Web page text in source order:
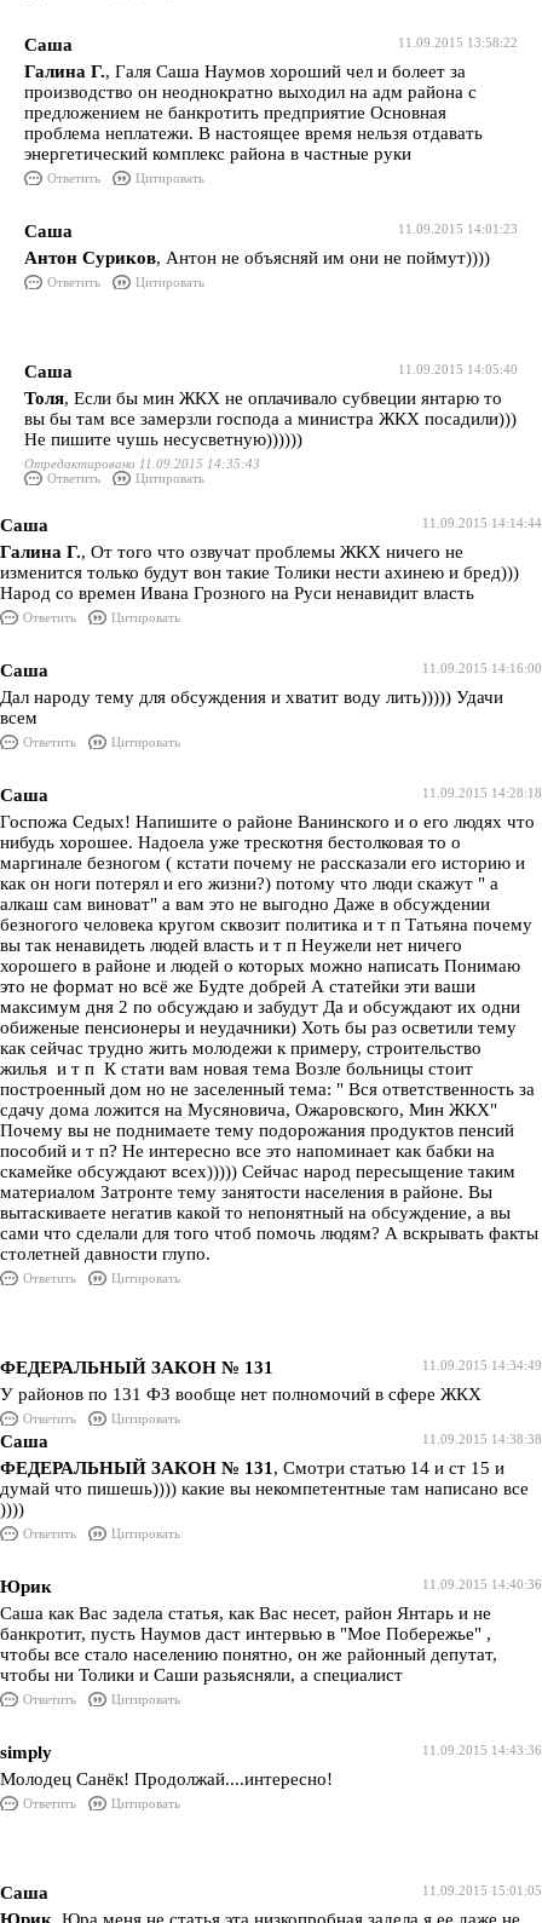
11.09.2015 13:58:22
Саша
Галина Г., Галя Саша Наумов хороший чел и болеет за
производство он неоднократно выходил на адм района с
предложением не банкротить предприятие Основная
проблема неплатежи. В настоящее время нельзя отдавать
энергетический комплекс района в частные руки
Ответить Цитировать
11.09.2015 14:01:23
Саша
Антон Суриков, Антон не объясняй им они не поймут))))
Ответить Цитировать
11.09.2015 14:05:40
Саша
Толя, Если бы мин ЖКХ не оплачивало субвеции янтарю то
вы бы там все замерзли господа а министра ЖКХ посадили)))
Не пишите чушь несусветную))))))
Отредактировано 11.09.2015 14:35:43
Ответить
Цитировать
11.09.2015 14:14:44
Саша
Галина Г., От того что озвучат проблемы ЖКХ ничего не
изменится только будут вон такие Толики нести ахинею и бред)))
Народ со времен Ивана Грозного на Руси ненавидит власть
Ответить Цитировать
11.09.2015 14:16:00
Саша
Дал народу тему для обсуждения и хватит воду лить))))) Удачи
всем
Ответить Цитировать
11.09.2015 14:28:18
Саша
Госпожа Седых! Напишите о районе Ванинского и о его людях что
нибудь хорошее. Надоела уже трескотня бестолковая то о
маргинале безногом ( кстати почему не рассказали его историю и
как он ноги потерял и его жизни?) потому что люди скажут " а
алкаш сам виноват" а вам это не выгодно Даже в обсуждении
безногого человека кругом сквозит политика и т п Татьяна почему
вы так ненавидеть людей власть и т п Неужели нет ничего
хорошего в районе и людей о которых можно написать Понимаю
это не формат но всё же Будте добрей А статейки эти ваши
максимум дня 2 по обсуждаю и забудут Да и обсуждают их одни
обиженые пенсионеры и неудачники) Хоть бы раз осветили тему
как сейчас трудно жить молодежи к примеру, строительство
жилья и т п К стати вам новая тема Возле больницы стоит
построенный дом но не заселенный тема: " Вся ответственность за
сдачу дома ложится на Мусяновича, Ожаровского, Мин ЖКХ"
Почему вы не поднимаете тему подорожания продуктов пенсий
пособий и т п? Не интересно все это напоминает как бабки на
скамейке обсуждают всех))))) Сейчас народ пересыщение таким
материалом Затронте тему занятости населения в районе. Вы
вытаскиваете негатив какой то непонятный на обсуждение, а вы
сами что сделали для того чтоб помочь людям? А вскрывать факты
столетней давности глупо.
Ответить Цитировать
11.09.2015 14:34:49
ФЕДЕРАЛЬНЫЙ ЗАКОН № 131
У районов по 131 ФЗ вообще нет полномочий в сфере ЖКХ
Ответить
Цитировать
11.09.2015 14:38:38
Саша
ФЕДЕРАЛЬНЫЙ ЗАКОН № 131 , Смотри статью 14 и ст 15 и
думай что пишешь)))) какие вы некомпетентные там написано все
))))
Ответить Цитировать
11.09.2015 14:40:36
Юрик
Саша как Вас задела статья, как Вас несет, район Янтарь и не
банкротит, пусть Наумов даст интервью в "Мое Побережье" ,
чтобы все стало населению понятно, он же районный депутат,
чтобы ни Толики и Саши разьясняли, а специалист
Ответить Цитировать
11.09.2015 14:43:36
simply
Молодец Санёк! Продолжай....интересно!
Ответить Цитировать
11.09.2015 15:01:05
Саша